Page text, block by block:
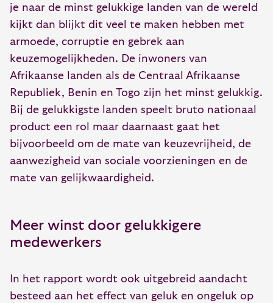
je naar de minst gelukkige landen van de wereld
kijkt dan blijkt dit veel te maken hebben met
armoede, corruptie en gebrek aan
keuzemogelijkheden. De inwoners van
Afrikaanse landen als de Centraal Afrikaanse
Republiek, Benin en Togo zijn het minst gelukkig.
Bij de gelukkigste landen speelt bruto nationaal
product een rol maar daarnaast gaat het
bijvoorbeeld om de mate van keuzevrijheid, de
aanwezigheid van sociale voorzieningen en de
mate van gelijkwaardigheid.
Meer winst door gelukkigere
medewerkers
In het rapport wordt ook uitgebreid aandacht
besteed aan het effect van geluk en ongeluk op